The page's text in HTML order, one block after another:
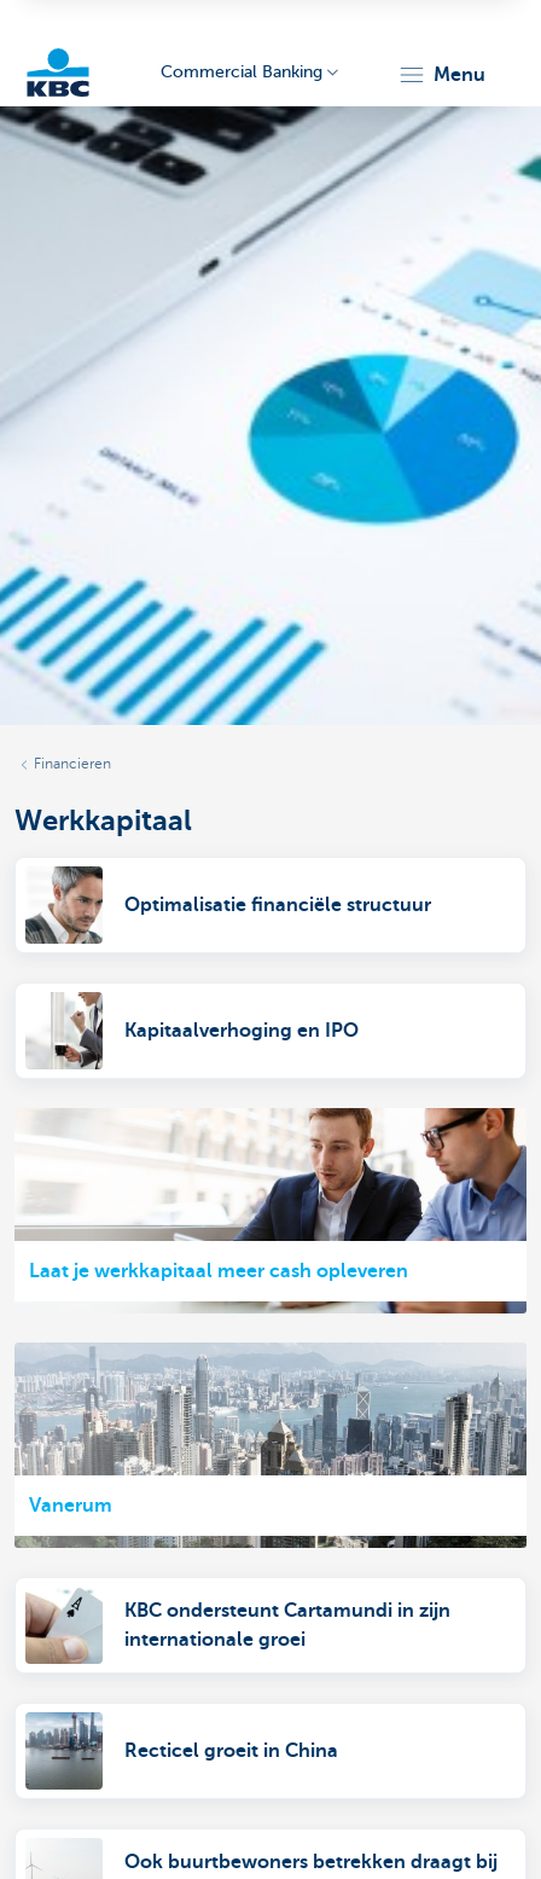
KBC
Commercial Banking menu
Financieren
Werkkapitaal
Optimalisatie financiële structuur
Kapitaalverhoging en IPO
Laat je werkkapitaal meer cash opleveren
Vanerum
KBC ondersteunt Cartamundi in zijn
internationale groei
Recticel groeit in China
Ook buurtbewoners betrekken draagt bij